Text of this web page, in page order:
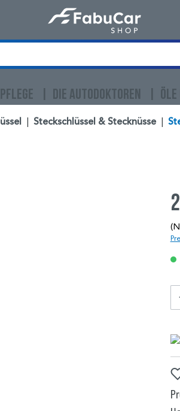
DIE AUTODOKTOREN
Steckschlüssel & Stecknüsse